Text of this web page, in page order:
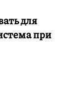
для
при